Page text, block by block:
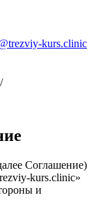
kurs.clinic
/
Соглашение)
kurs.clinic»
и